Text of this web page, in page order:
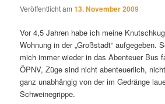
Veröffentlicht am13. November 2009
Vor 4,5 Jahren habe ich meine
Wohnung in der „Großstadt“ aufgegeben.
mich immer wieder in das Abenteuer Bus
ÖPNV, Züge sind nicht abenteuerlich,
ganz unabhängig von der im Gedränge
Schweinegrippe.